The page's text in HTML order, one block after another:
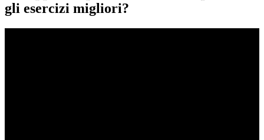
gli esercizi migliori?